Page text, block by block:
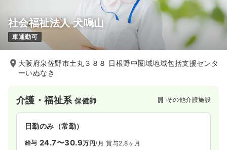
社会福祉法人 犬鳴山
車通勤可
大阪府泉佐野市土丸３８８ 日根野中圏域地域包括支援センタ
ーいぬなき
介護・福祉系保健師 その他介護施設
日勤のみ（常勤）
給与 24.7〜30.9万円/月 賞与2.8ヶ月